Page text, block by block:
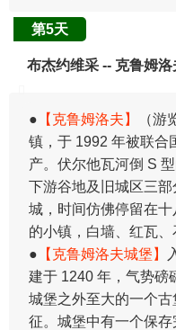
第5天
布杰约维采 -- 克鲁姆
​● 【克鲁姆洛夫】
（
镇，于 1992 年被联合
产。伏尔他瓦河倒 S
下游谷地及旧城区三
城，时间仿佛停留在
的小镇，白墙、红瓦
● 【克鲁姆洛夫城堡】
建于 1240 年，气势磅
城堡之外至大的一个
征。城堡中有一个保